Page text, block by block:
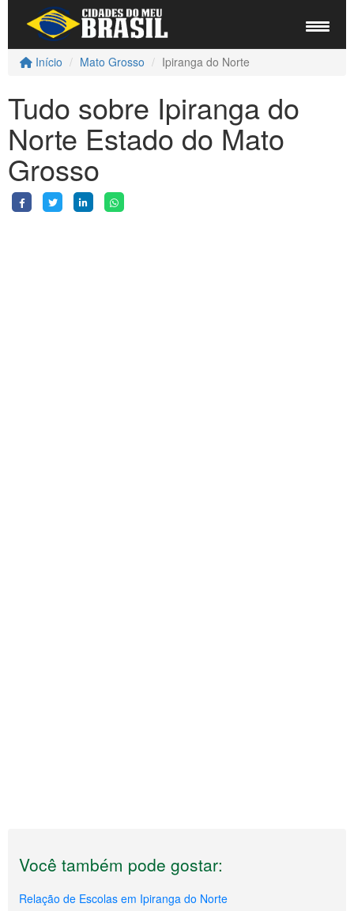
Início Mato Grosso Ipiranga do Norte
Tudo sobre Ipiranga do
Norte Estado do Mato
Grosso
Você também pode gostar:
Relação de Escolas em Ipiranga do Norte